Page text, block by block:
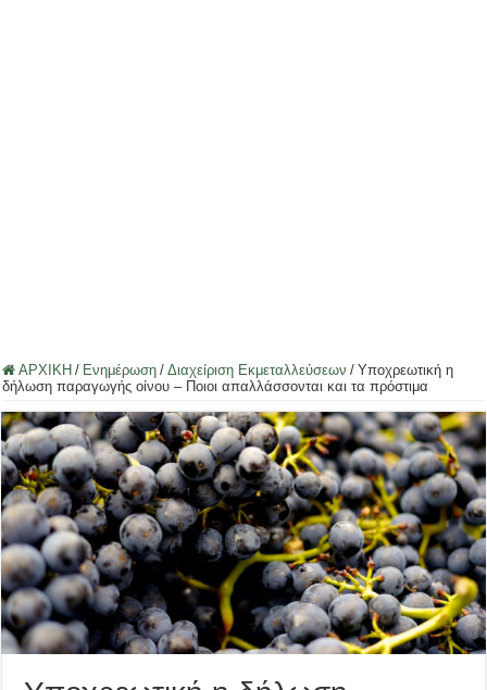
ΑΡΧΙΚΗ / Ενημέρωση / Διαχείριση Εκμεταλλεύσεων / Υποχρεωτική η
δήλωση παραγωγής οίνου – Ποιοι απαλλάσσονται και τα πρόστιμα